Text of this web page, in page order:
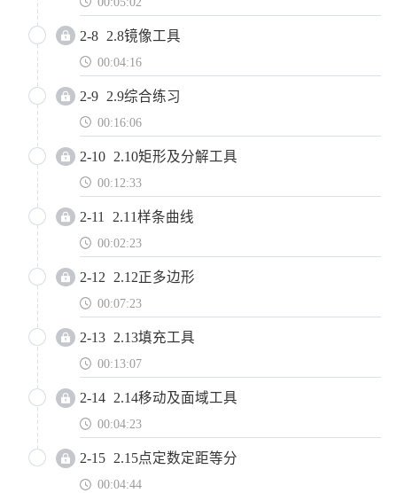
2-8 2.8镜像工具
00:04:16
2-9 2.9综合练习
00:16:06
2-10 2.10矩形及分解工具
00:12:33
2-11 2.11样条曲线
00:02:23
2-12 2.12正多边形
00:07:23
2-13 2.13填充工具
00:13:07
2-14 2.14移动及面域工具
00:04:23
2-15 2.15点定数定距等分
00:04:44